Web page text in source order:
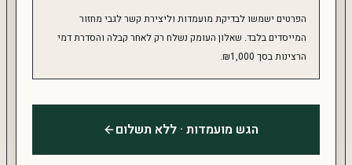
הפרטים ישמשו לבדיקת מועמדות וליצירת קשר לגבי מחזור
המייסדים בלבד. שאלון העומק נשלח רק לאחר קבלה והסדרת דמי
הרצינות בסך ₪1,000.
הגש מועמדות · ללא תשלום